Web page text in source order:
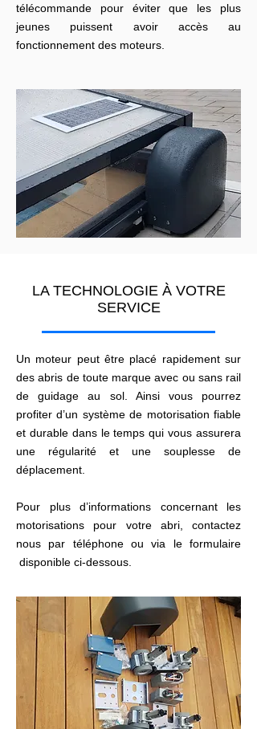
télécommande pour éviter que les plus
jeunes puissent avoir accès au
fonctionnement des moteurs.
LA TECHNOLOGIE À VOTRE
SERVICE
Un moteur peut être placé rapidement sur
des abris de toute marque avec ou sans rail
de guidage au sol. Ainsi vous pourrez
profiter d’un système de motorisation fiable
et durable dans le temps qui vous assurera
une régularité et une souplesse de
déplacement.
Pour plus d’informations concernant les
motorisations pour votre abri, contactez
nous par téléphone ou via le formulaire
disponible ci-dessous.